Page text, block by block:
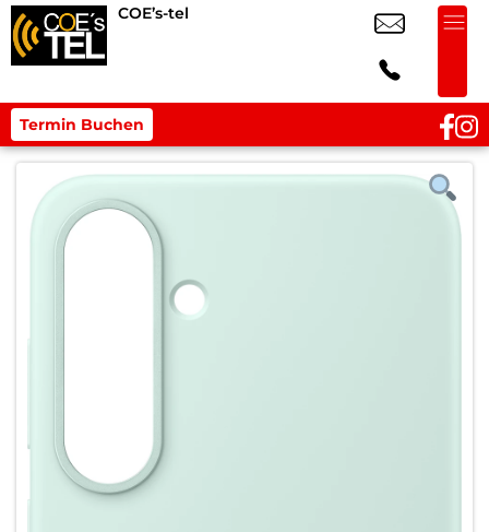
COE’s-tel
Termin Buchen